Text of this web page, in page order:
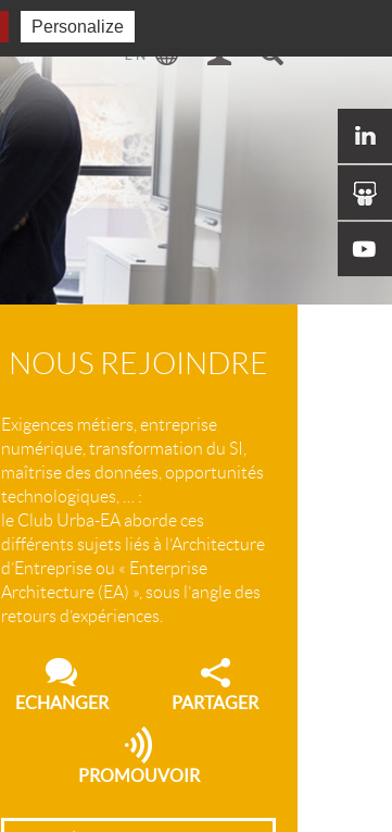
NOUS REJOINDRE
Exigences métiers, entreprise
numérique, transformation du SI,
maîtrise des données, opportunités
technologiques, … :
le Club Urba-EA aborde ces
différents sujets liés à l’Architecture
d’Entreprise ou « Enterprise
Architecture (EA) », sous l’angle des
retours d’expériences.
ECHANGER PARTAGER
PROMOUVOIR
Personalize